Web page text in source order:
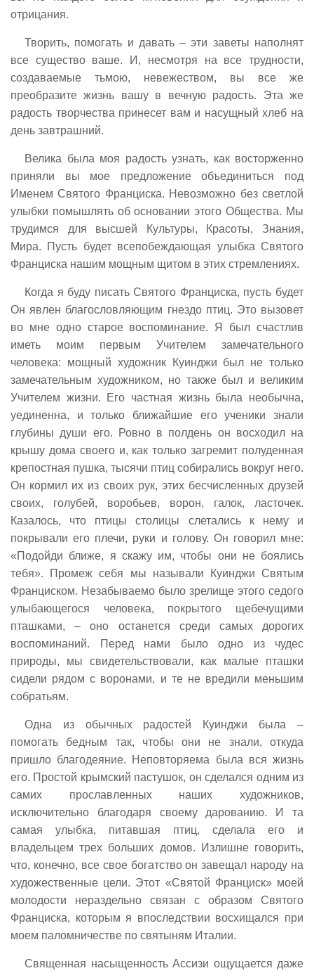
отрицания.
Творить, помогать и давать – эти заветы наполнят
все существо ваше. И, несмотря на все трудности,
создаваемые тьмою, невежеством, вы все же
преобразите жизнь вашу в вечную радость. Эта же
радость творчества принесет вам и насущный хлеб на
день завтрашний.
Велика была моя радость узнать, как восторженно
приняли вы мое предложение объединиться под
Именем Святого Франциска. Невозможно без светлой
улыбки помышлять об основании этого Общества. Мы
трудимся для высшей Культуры, Красоты, Знания,
Мира. Пусть будет всепобеждающая улыбка Святого
Франциска нашим мощным щитом в этих стремлениях.
Когда я буду писать Святого Франциска, пусть будет
Он явлен благословляющим гнездо птиц. Это вызовет
во мне одно старое воспоминание. Я был счастлив
иметь моим первым Учителем замечательного
человека: мощный художник Куинджи был не только
замечательным художником, но также был и великим
Учителем жизни. Его частная жизнь была необычна,
уединенна, и только ближайшие его ученики знали
глубины души его. Ровно в полдень он восходил на
крышу дома своего и, как только загремит полуденная
крепостная пушка, тысячи птиц собирались вокруг него.
Он кормил их из своих рук, этих бесчисленных друзей
своих, голубей, воробьев, ворон, галок, ласточек.
Казалось, что птицы столицы слетались к нему и
покрывали его плечи, руки и голову. Он говорил мне:
«Подойди ближе, я скажу им, чтобы они не боялись
тебя». Промеж себя мы называли Куинджи Святым
Франциском. Незабываемо было зрелище этого седого
улыбающегося человека, покрытого щебечущими
пташками, – оно останется среди самых дорогих
воспоминаний. Перед нами было одно из чудес
природы, мы свидетельствовали, как малые пташки
сидели рядом с воронами, и те не вредили меньшим
собратьям.
Одна из обычных радостей Куинджи была –
помогать бедным так, чтобы они не знали, откуда
пришло благодеяние. Неповторяема была вся жизнь
его. Простой крымский пастушок, он сделался одним из
самих прославленных наших художников,
исключительно благодаря своему дарованию. И та
самая улыбка, питавшая птиц, сделала его и
владельцем трех больших домов. Излишне говорить,
что, конечно, все свое богатство он завещал народу на
художественные цели. Этот «Святой Франциск» моей
молодости нераздельно связан с образом Святого
Франциска, которым я впоследствии восхищался при
моем паломничестве по святыням Италии.
Священная насыщенность Ассизи ощущается даже